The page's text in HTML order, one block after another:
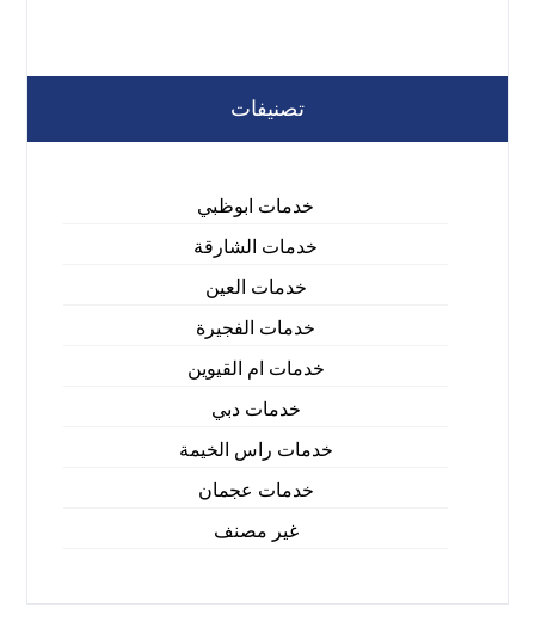
تصنيفات
خدمات ابوظبي
خدمات الشارقة
خدمات العين
خدمات الفجيرة
خدمات ام القيوين
خدمات دبي
خدمات راس الخيمة
خدمات عجمان
غير مصنف